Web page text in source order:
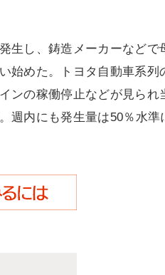
生し、鋳造メーカーなど
始めた。トヨタ自動車系列
ンの稼働停止などが見ら
週内にも発生量は50％水準